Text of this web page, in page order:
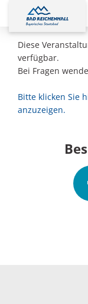
Diese
verfügbar.
Bei Fragen
Bitte klicken Sie
anzuzeigen.